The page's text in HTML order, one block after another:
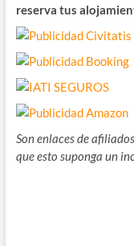
reserva tus
Son enlaces de
que esto suponga un